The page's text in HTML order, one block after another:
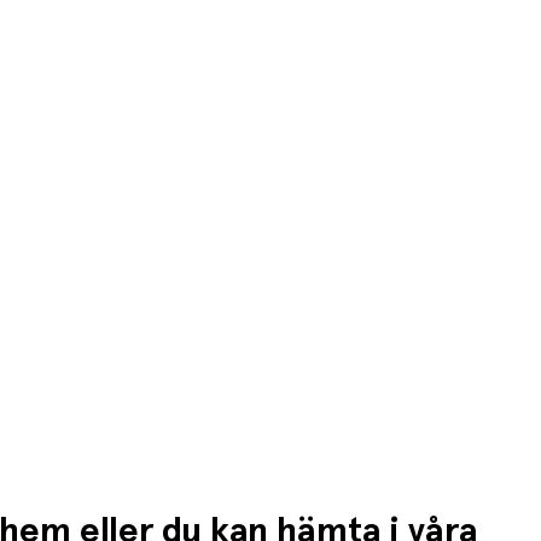
debiteras kortet/fakturan.
eller du kan hämta i våra